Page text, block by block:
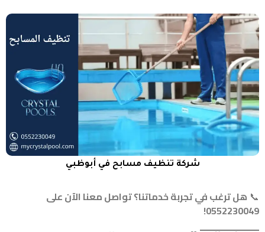
شركة تنظيف مسابح في أبوظبي
📞 هل ترغب في تجربة خدماتنا؟ تواصل معنا الآن على
0552230049!